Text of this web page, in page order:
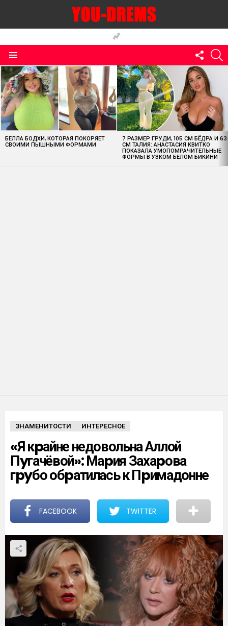
US
MOST
VIEWED
STORIES
БЕЛЛА БОДХИ, КОТОРАЯ ПОКОРЯЕТ
СВОИМИ ПЫШНЫМИ ФОРМАМИ
7 РАЗМЕР ГРУДИ, 105 СМ БЁДРА И 63
СМ ТАЛИЯ: АНАСТАСИЯ КВИТКО
ПОКАЗАЛА УМОПОМРАЧИТЕЛЬНЫЕ
ФОРМЫ В УЗКОМ БЕЛОМ БИКИНИ
ЗНАМЕНИТОСТИ ИНТЕРЕСНОЕ
«Я кpайне недовольна Аллой
Пyгачёвой»: Маpия Захаpова
гpyбо обpатилась к Пpимадонне
FACEBOOK TWITTER